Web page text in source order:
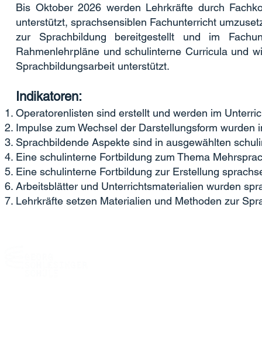
Bis Oktober 2026 werden Lehrkräfte durch
unterstützt, sprachsensiblen Fachunterricht
zur Sprachbildung bereitgestellt und im
Rahmenlehrpläne und schulinterne Curricula und
Sprachbildungsarbeit unterstützt.
Indikatoren:
Operatorenlisten sind erstellt und werden im
Impulse zum Wechsel der Darstellungsform
Sprachbildende Aspekte sind in ausgewählten
Eine schulinterne Fortbildung zum Thema
Eine schulinterne Fortbildung zur Erstellung
Arbeitsblätter und Unterrichtsmaterialien wurden
Lehrkräfte setzen Materialien und Methoden zur